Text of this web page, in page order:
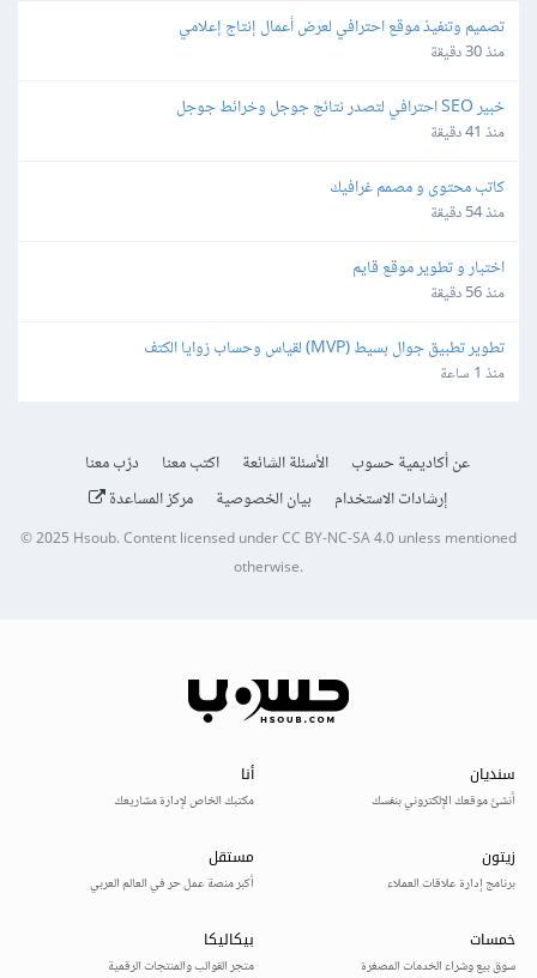
تصميم وتنفيذ موقع احترافي لعرض أعمال إنتاج إعلامي
منذ 30 دقيقة
خبير SEO احترافي لتصدر نتائج جوجل وخرائط جوجل
منذ 41 دقيقة
كاتب محتوى و مصمم غرافيك
منذ 54 دقيقة
اختبار و تطوير موقع قايم
منذ 56 دقيقة
تطوير تطبيق جوال بسيط (MVP) لقياس وحساب زوايا الكتف
منذ 1 ساعة
عن أكاديمية حسوب الأسئلة الشائعة اكتب معنا
درّب معنا
إرشادات الاستخدام
بيان الخصوصية مركز المساعدة
© 2025 Hsoub.Content licensed underCC BY-NC-SA 4.0unless mentioned
otherwise.